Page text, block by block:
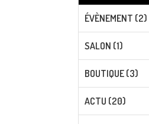
ÉVÈNEMENT (2)
SALON (1)
BOUTIQUE (3)
ACTU (20)